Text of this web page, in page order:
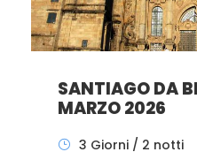
SANTIAGO DA
MARZO 2026
3 Giorni / 2 notti